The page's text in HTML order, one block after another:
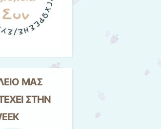
ΜΑΣ
ΣΤΗΝ